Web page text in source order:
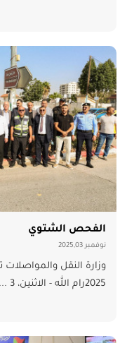
الفحص الشتوي
نوفمبر 2025,03
وزارة النقل
2025رام الله - الاثنين، 3 ...